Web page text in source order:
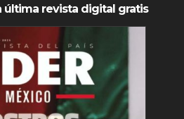
última revista digital gratis